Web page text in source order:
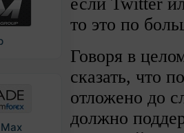
то это по
Говоря в
сказать, что
отложено до
должно